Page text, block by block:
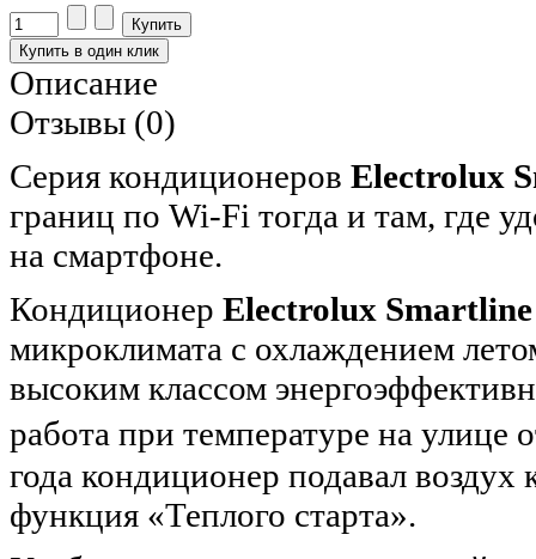
Описание
Отзывы (0)
Серия кондиционеров Electrolux
границ по Wi-Fi тогда и там, где
на смартфоне.
Кондиционер Electrolux Smartline
микроклимата с охлаждением
высоким классом
работа при температуре на улице
года кондиционер подавал
функция «Теплого старта».